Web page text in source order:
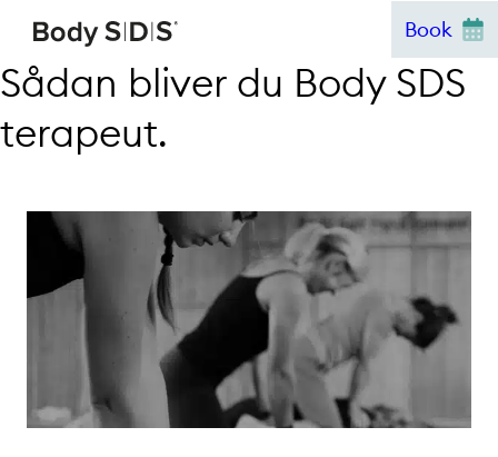
indhold
Book
Sådan bliver du Body SDS
terapeut.